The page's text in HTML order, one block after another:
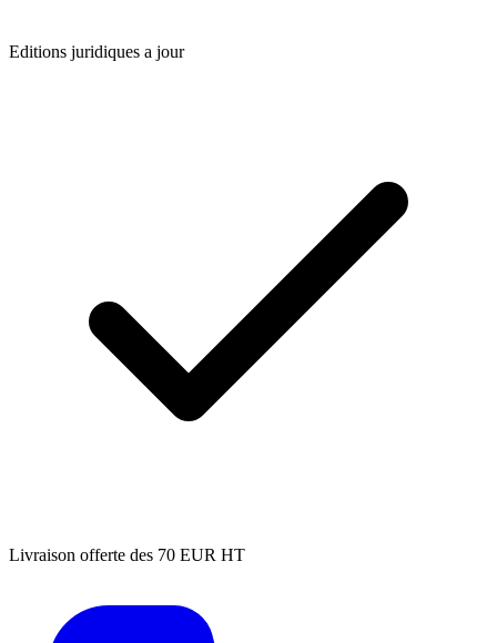
Editions juridiques a jour
Livraison offerte des 70 EUR HT